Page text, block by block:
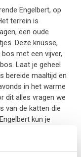
Engelbert, op
terrein is
een oude
Deze knusse,
met een vijver,
Laat je geheel
bereide maaltijd en
in het warme
dit alles vragen we
van de katten die
kun je
onder de
je in een half